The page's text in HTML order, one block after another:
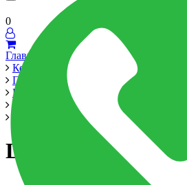
0
Главная
Керамика
Производители
LB Ceramics
Цемент Стайл / Cement Style
Цемент Стайл / Cement Style
Цемент Стайл /